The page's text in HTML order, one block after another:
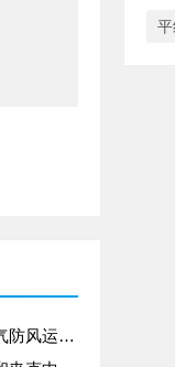
英杰：基于压花摇粒绒三层复合面料的高透气防风运动服饰开发